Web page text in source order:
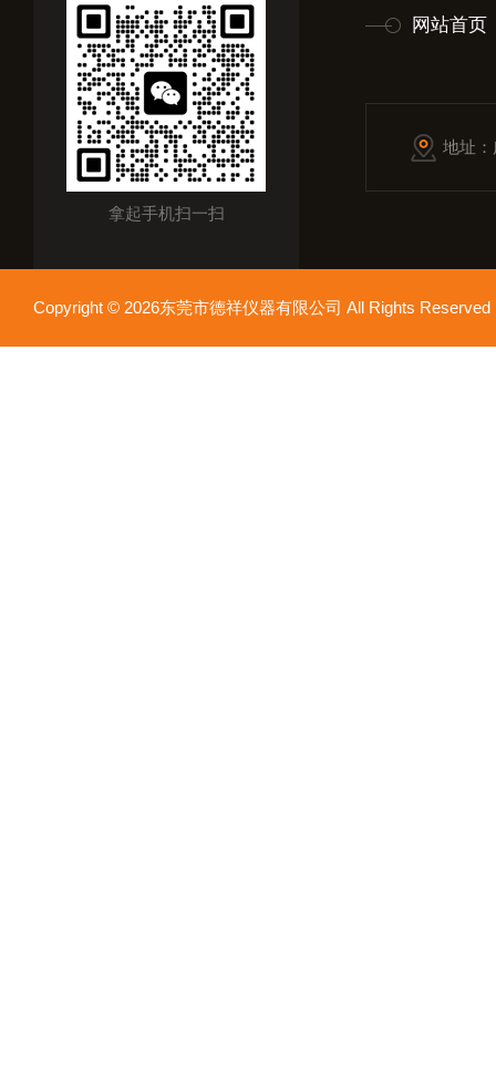
拿起手机扫一扫
网站首页
地址
Copyright © 2026东莞市德祥仪器有限公司 All Rights